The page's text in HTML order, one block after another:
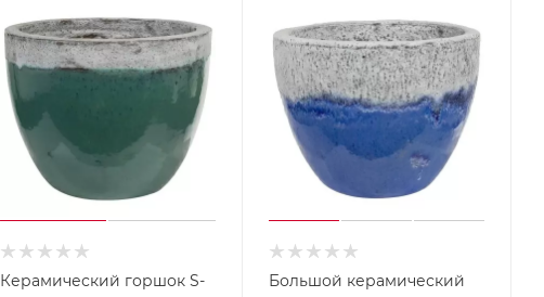
Керамический горшок S-
Большой керамический